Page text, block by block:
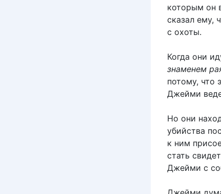
которым он
сказал ему,
с охоты.
Когда они
знаменем
потому, что
Джейми
Но они
убийства
к ним
стать
Джейми с